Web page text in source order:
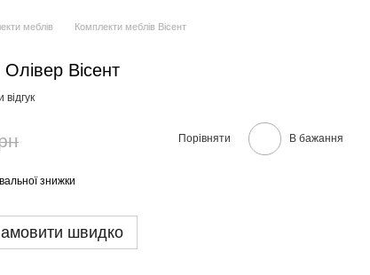
меблів
Комплекти меблів Вісент
Олівер Вісент
Порівняти В бажання
знижки
швидко